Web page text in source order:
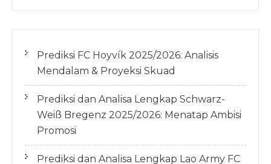
Prediksi FC Hoyvík 2025/2026: Analisis
Mendalam & Proyeksi Skuad
Prediksi dan Analisa Lengkap Schwarz-
Weiß Bregenz 2025/2026: Menatap Ambisi
Promosi
Prediksi dan Analisa Lengkap Lao Army FC